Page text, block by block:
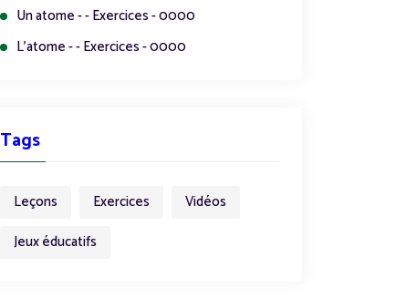
Un atome - - Exercices - 0000
L'atome - - Exercices - 0000
Tags
Leçons Exercices
Vidéos
Jeux éducatifs